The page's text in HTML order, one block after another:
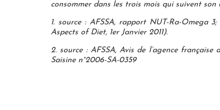
consommer dans les trois mois qui suivent
1. source : AFSSA, rapport NUT-Ra-Omega
Aspects of Diet, 1er Janvier 2011).
2. source : AFSSA, Avis de l’agence
Saisine n°2006-SA-0359